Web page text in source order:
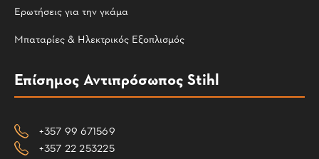
Ερωτήσεις για την γκάμα
Μπαταρίες & Ηλεκτρικός Εξοπλισμός
Επίσημος Αντιπρόσωπος Stihl
+357 99 671569
+357 22 253225